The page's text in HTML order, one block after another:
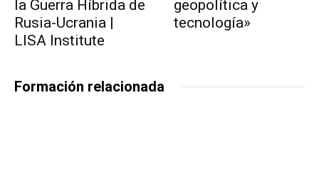
la Guerra Híbrida de
Rusia-Ucrania |
LISA Institute
geopolítica y
tecnología»
Formación relacionada